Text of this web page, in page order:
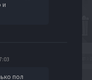
и
пол